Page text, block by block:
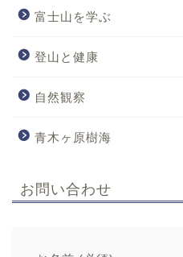
富士山を学ぶ
登山と健康
自然観察
青木ヶ原樹海
お問い合わせ